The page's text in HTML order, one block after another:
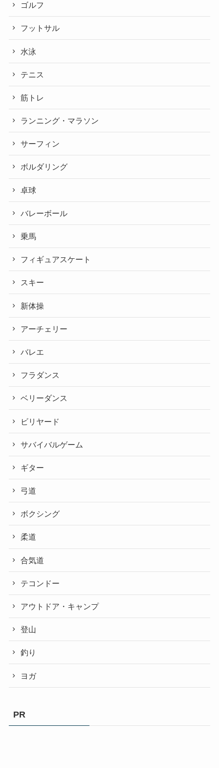
ゴルフ
フットサル
水泳
テニス
筋トレ
ランニング・マラソン
サーフィン
ボルダリング
卓球
バレーボール
乗馬
フィギュアスケート
スキー
新体操
アーチェリー
バレエ
フラダンス
ベリーダンス
ビリヤード
サバイバルゲーム
ギター
弓道
ボクシング
柔道
合気道
テコンドー
アウトドア・キャンプ
登山
釣り
ヨガ
PR